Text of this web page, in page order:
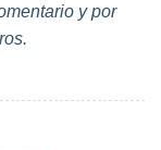
y por